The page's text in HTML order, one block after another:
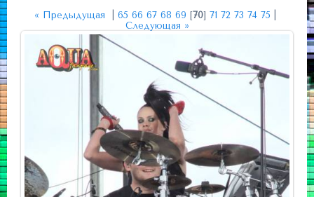
« Предыдущая
65 66 67 68 69 [70] 71 72 73 74 75
Следующая »